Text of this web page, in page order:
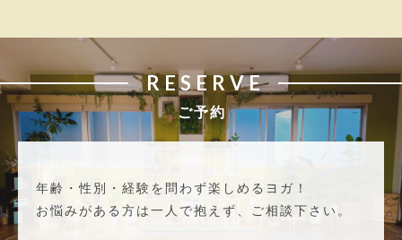
RESERVE
ご予約
年齢・性別・経験を問わず楽しめるヨガ！
お悩みがある方は一人で抱えず、ご相談下さい。